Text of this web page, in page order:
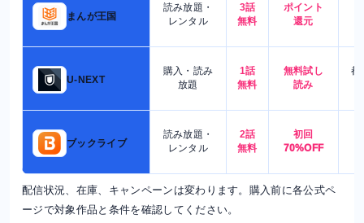
まんが王国
読み放題・
レンタル
3話
無料
ポイント
還元
U-NEXT
購入・読み
放題
1話
無料
無料試し
読み
都
ブックライブ
読み放題・
レンタル
2話
無料
初回
70%OFF
配信状況、在庫、キャンペーンは変わります。購入前に各公式ペ
ージで対象作品と条件を確認してください。